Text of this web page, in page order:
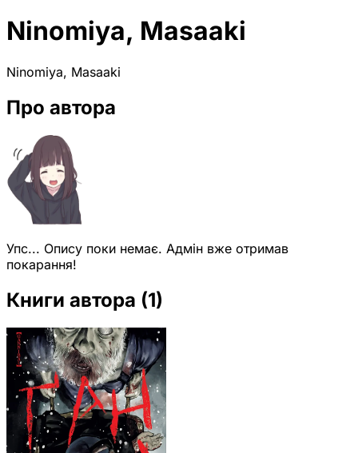
Ninomiya, Masaaki
Ninomiya, Masaaki
Про автора
Упс... Опису поки немає. Адмін вже отримав
покарання!
Книги автора (1)